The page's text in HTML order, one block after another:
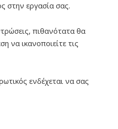
στην εργασία σας.
πιθανότατα θα
να ικανοποιείτε τις
ενδέχεται να σας